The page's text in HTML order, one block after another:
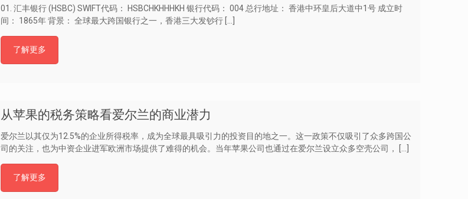
01. 汇丰银行 (HSBC) SWIFT代码： HSBCHKHHHKH 银行代码： 004 总行地址： 香港中环皇后大道中1号 成立时
间： 1865年 背景： 全球最大跨国银行之一，香港三大发钞行 […]
了解更多
从苹果的税务策略看爱尔兰的商业潜力
爱尔兰以其仅为12.5%的企业所得税率，成为全球最具吸引力的投资目的地之一。这一政策不仅吸引了众多跨国公
司的关注，也为中资企业进军欧洲市场提供了难得的机会。当年苹果公司也通过在爱尔兰设立众多空壳公司，
[…]
了解更多